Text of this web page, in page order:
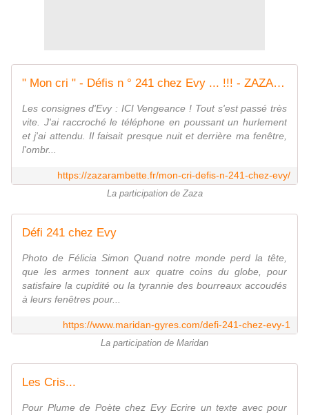
" Mon cri " - Défis n ° 241 chez Evy ... !!! - ZAZA-RAMBETTE LE RETOUR
Les consignes d'Evy : ICI Vengeance ! Tout s'est passé très
vite. J'ai raccroché le téléphone en poussant un hurlement
et j'ai attendu. Il faisait presque nuit et derrière ma fenêtre,
l'ombr...
https://zazarambette.fr/mon-cri-defis-n-241-chez-evy/
La participation de Zaza
Défi 241 chez Evy
Photo de Félicia Simon Quand notre monde perd la tête,
que les armes tonnent aux quatre coins du globe, pour
satisfaire la cupidité ou la tyrannie des bourreaux accoudés
à leurs fenêtres pour...
https://www.maridan-gyres.com/defi-241-chez-evy-1
La participation de Maridan
Les Cris...
Pour Plume de Poète chez Evy Ecrire un texte avec pour